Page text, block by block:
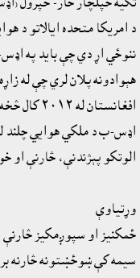
د امريکا متحده ايالاتو د
ننوځي اړ دي چې بايد په
هېوادونه پلان لري چې له
افغانستان له ٢٠١٢ کال څخه اډس-ب سېسټم کاروي.
اډس-ب د ملکي هوايي چلند
الوتکو پېژندنې، څارنې او
وړتياوې
ځمکنيز او سپوږمکيز څارنې
سيمه کې ښوځښتونه څارنه